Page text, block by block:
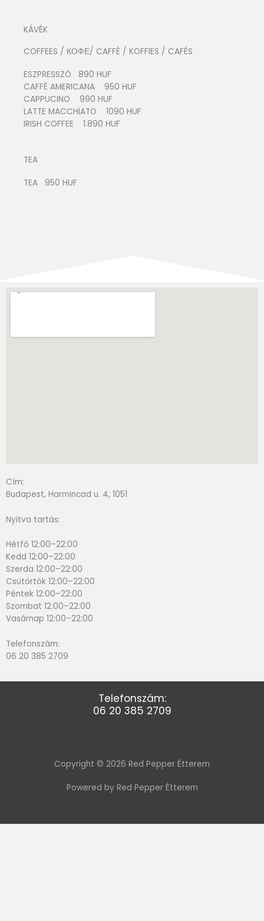
KÁVÉK
COFFEES / КОФЕ/ CAFFÈ / KOFFIES / CAFÉS
ESZPRESSZÓ 890 HUF
CAFFÈ AMERICANA 950 HUF
CAPPUCINO 990 HUF
LATTE MACCHIATO 1090 HUF
IRISH COFFEE 1.890 HUF
TEA
TEA 950 HUF
Cím:
Budapest, Harmincad u. 4, 1051
Nyitva tartás:
Hétfő 12:00–22:00
Kedd 12:00–22:00
Szerda 12:00–22:00
Csütörtök 12:00–22:00
Péntek 12:00–22:00
Szombat 12:00–22:00
Vasárnap 12:00–22:00
Telefonszám:
06 20 385 2709
Telefonszám:
06 20 385 2709
Copyright © 2026 Red Pepper Étterem
Powered by Red Pepper Étterem